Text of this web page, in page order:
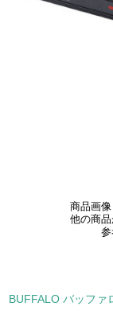
商品画像
他の商品
参
BUFFALO バッファ